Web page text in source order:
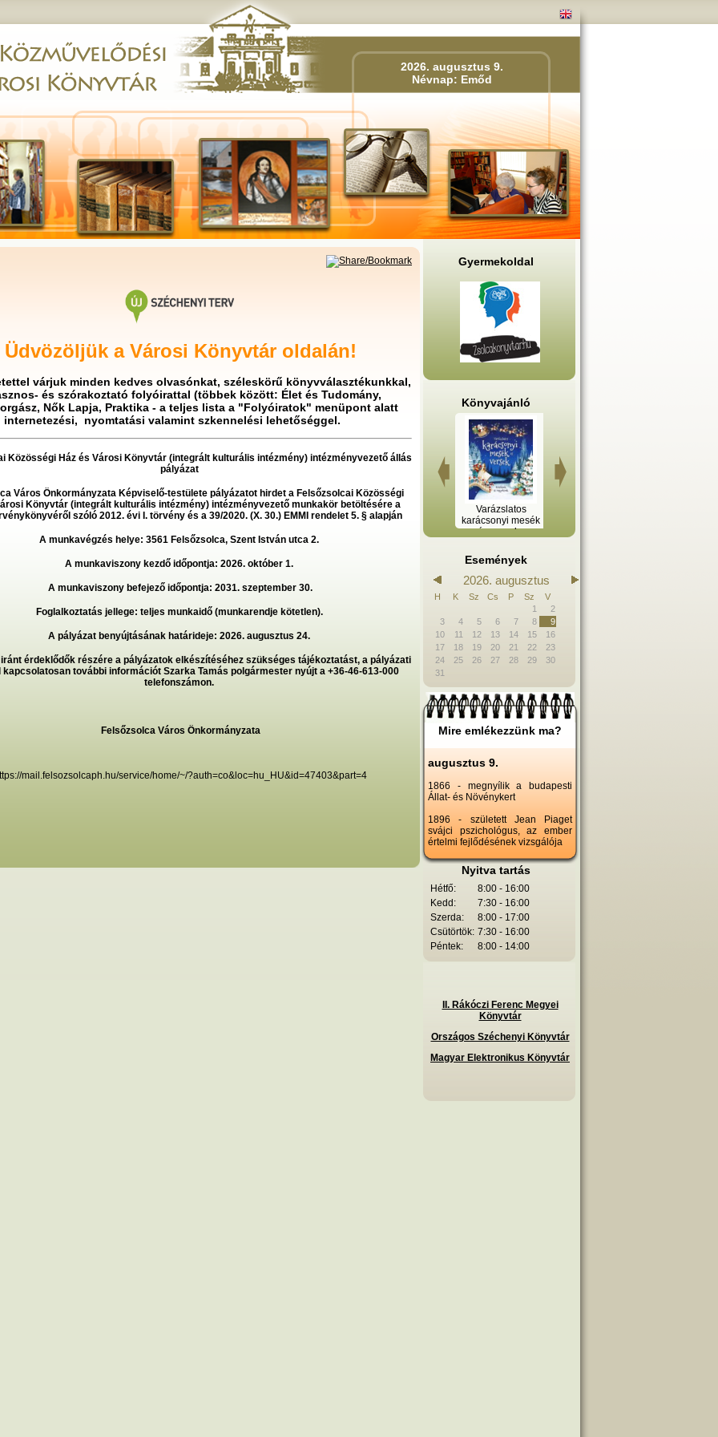
2026. augusztus 9.
Névnap: Emőd
Üdvözöljük a Városi Könyvtár oldalán!
várjuk minden kedves olvasónkat, széleskörű könyvválasztékunkkal,
és szórakoztató folyóirattal (többek között: Élet és Tudomány,
Nők Lapja, Praktika - a teljes lista a "Folyóiratok" menüpont alatt
internetezési, nyomtatási valamint szkennelési lehetőséggel.
Közösségi Ház és Városi Könyvtár (integrált kulturális intézmény) intézményvezető állás
pályázat
Város Önkormányzata Képviselő-testülete pályázatot hirdet a Felsőzsolcai Közösségi
Könyvtár (integrált kulturális intézmény) intézményvezető munkakör betöltésére a
szóló 2012. évi I. törvény és a 39/2020. (X. 30.) EMMI rendelet 5. § alapján
A munkavégzés helye: 3561 Felsőzsolca, Szent István utca 2.
A munkaviszony kezdő időpontja: 2026. október 1.
A munkaviszony befejező időpontja: 2031. szeptember 30.
Foglalkoztatás jellege: teljes munkaidő (munkarendje kötetlen).
A pályázat benyújtásának határideje: 2026. augusztus 24.
érdeklődők részére a pályázatok elkészítéséhez szükséges tájékoztatást, a pályázati
további információt Szarka Tamás polgármester nyújt a +36-46-613-000
telefonszámon.
Felsőzsolca Város Önkormányzata
mail.felsozsolcaph.hu/service/home/~/?auth=co&loc=hu_HU&id=47403&part=4
Gyermekoldal
Könyvajánló
Leopárd
A tűzoszlop -
Kingsbridge-trilógia
Varázslatos
karácsonyi mesék
és versek -
nagyoknak
gyermekkori
módszerével
Események
2026. augusztus
H K Sz Cs P Sz
V
1
2
3
4 5 6 7 8
9
10
11 12 13 14 15
16
17
18 19 20 21 22
23
24
25 26 27 28 29
30
31
Mire emlékezzünk ma?
augusztus 9.
1866 - megnyílik a budapesti
Állat- és Növénykert
1896 - született Jean Piaget
svájci pszichológus, az ember
értelmi fejlődésének vizsgálója
Nyitva tartás
Hétfő:
8:00 - 16:00
Kedd:
7:30 - 16:00
Szerda:
8:00 - 17:00
Csütörtök: 7:30 - 16:00
Péntek:
8:00 - 14:00
II. Rákóczi Ferenc Megyei
Könyvtár
Országos Széchenyi Könyvtár
Magyar Elektronikus Könyvtár